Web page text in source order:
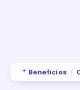
Benefícios /